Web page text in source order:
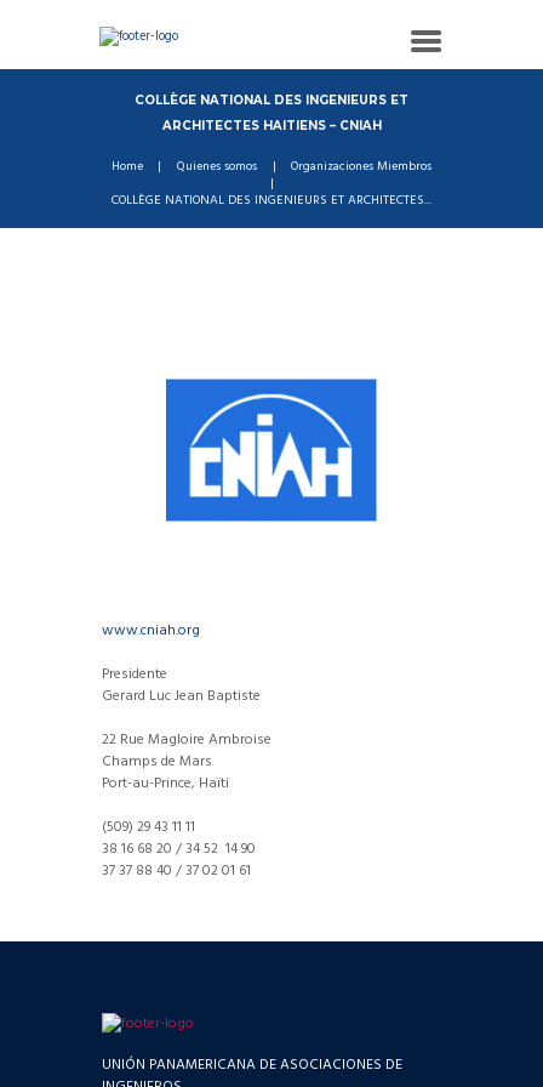
COLLÈGE NATIONAL DES INGENIEURS ET
ARCHITECTES HAITIENS – CNIAH
Home Quienes somos
Organizaciones Miembros
COLLÈGE NATIONAL DES INGENIEURS ET ARCHITECTES...
www.cniah.org
Presidente
Gerard Luc Jean Baptiste
22 Rue Magloire Ambroise
Champs de Mars
Port-au-Prince, Haïti
(509) 29 43 11 11
38 16 68 20 / 34 52 14 90
37 37 88 40 / 37 02 01 61
UNIÓN PANAMERICANA DE ASOCIACIONES DE